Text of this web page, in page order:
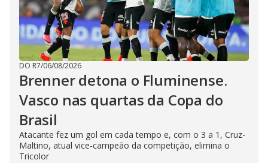
DO R7/06/08/2026
Brenner detona o Fluminense.
Vasco nas quartas da Copa do
Brasil
Atacante fez um gol em cada tempo e, com o 3 a 1, Cruz-
Maltino, atual vice-campeão da competição, elimina o
Tricolor